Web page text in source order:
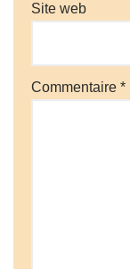
Site web
Commentaire *